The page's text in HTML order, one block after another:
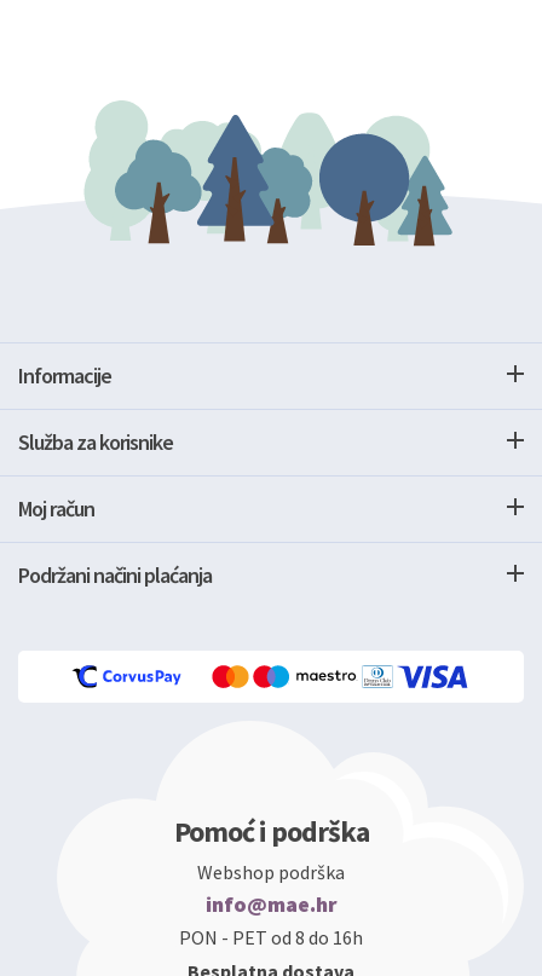
Informacije
Služba za korisnike
Moj račun
Podržani načini plaćanja
Pomoć i podrška
Webshop podrška
info@mae.hr
PON - PET od 8 do 16h
Besplatna dostava